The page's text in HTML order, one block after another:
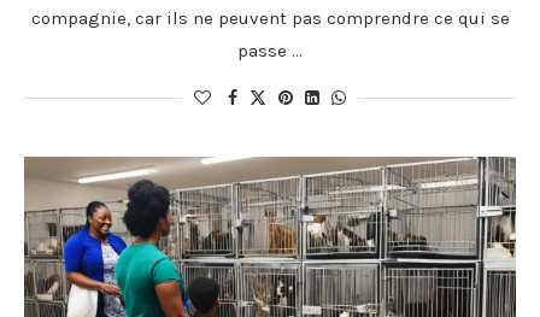
compagnie, car ils ne peuvent pas comprendre ce qui se
passe …